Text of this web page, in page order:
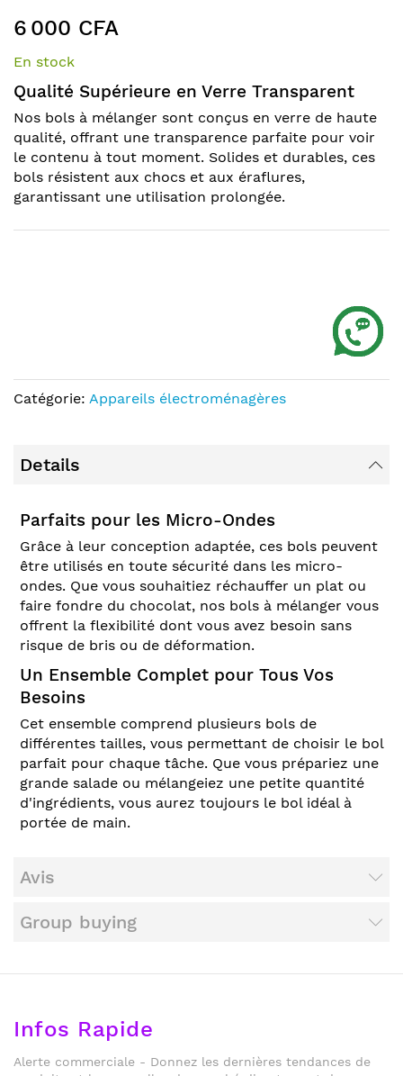
gallery
the
beginning
of
images
gallery
6 000 CFA
En stock
Qualité Supérieure en Verre Transparent
Nos bols à mélanger sont conçus en verre de haute
qualité, offrant une transparence parfaite pour voir
le contenu à tout moment. Solides et durables, ces
bols résistent aux chocs et aux éraflures,
garantissant une utilisation prolongée.
Catégorie: Appareils électroménagères
Details
Parfaits pour les Micro-Ondes
Grâce à leur conception adaptée, ces bols peuvent
être utilisés en toute sécurité dans les micro-
ondes. Que vous souhaitiez réchauffer un plat ou
faire fondre du chocolat, nos bols à mélanger vous
offrent la flexibilité dont vous avez besoin sans
risque de bris ou de déformation.
Un Ensemble Complet pour Tous Vos
Besoins
Cet ensemble comprend plusieurs bols de
différentes tailles, vous permettant de choisir le bol
parfait pour chaque tâche. Que vous prépariez une
grande salade ou mélangeiez une petite quantité
d'ingrédients, vous aurez toujours le bol idéal à
portée de main.
Avis
Group buying
Infos Rapide
Alerte commerciale - Donnez les dernières tendances de